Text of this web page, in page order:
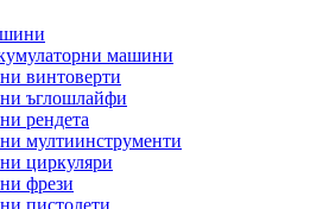
машини
винтоверти
ъглошлайфи
рендета
мултиинструменти
циркуляри
фрези
пистолети